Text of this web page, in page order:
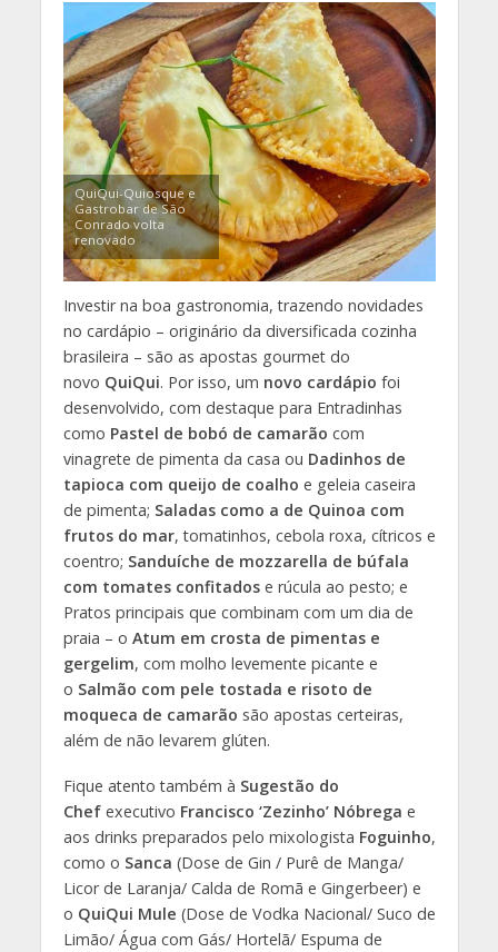
QuiQui-Quiosque e
Gastrobar de São
Conrado volta
renovado
Investir na boa gastronomia, trazendo novidades
no cardápio – originário da diversificada cozinha
brasileira – são as apostas gourmet do
novo QuiQui. Por isso, um novo cardápio foi
desenvolvido, com destaque para Entradinhas
como Pastel de bobó de camarão com
vinagrete de pimenta da casa ou Dadinhos de
tapioca com queijo de coalho e geleia caseira
de pimenta; Saladas como a de Quinoa com
frutos do mar, tomatinhos, cebola roxa, cítricos e
coentro; Sanduíche de mozzarella de búfala
com tomates confitadose rúcula ao pesto; e
Pratos principais que combinam com um dia de
praia – o Atum em crosta de pimentas e
gergelim, com molho levemente picante e
o Salmão com pele tostada e risoto de
moqueca de camarão são apostas certeiras,
além de não levarem glúten.
Fique atento também à Sugestão do
Chefexecutivo Francisco ‘Zezinho’ Nóbrega e
aos drinks preparados pelo mixologista Foguinho,
como o Sanca (Dose de Gin / Purê de Manga/
Licor de Laranja/ Calda de Romã e Gingerbeer) e
o QuiQui Mule (Dose de Vodka Nacional/ Suco de
Limão/ Água com Gás/ Hortelã/ Espuma de